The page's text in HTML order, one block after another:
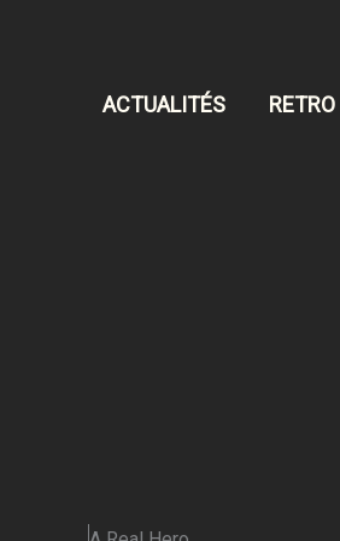
ACTUALITÉS RETRO